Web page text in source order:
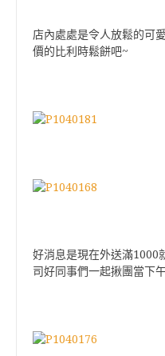
店內處處是令人放鬆的可
價的比利時鬆餅吧~
好消息是現在外送滿1000
司好同事們一起揪團當下